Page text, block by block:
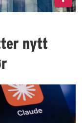
nytt